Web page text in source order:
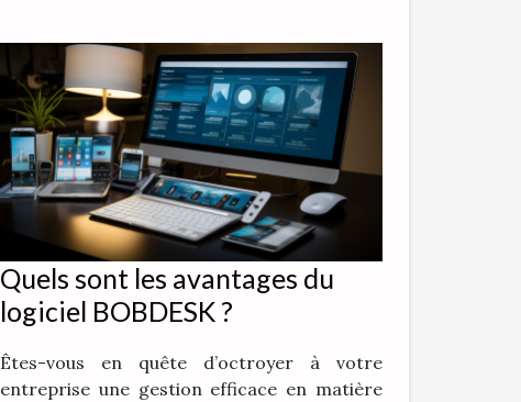
Quels sont les avantages du
logiciel BOBDESK ?
Êtes-vous en quête d’octroyer à votre
entreprise une gestion efficace en matière